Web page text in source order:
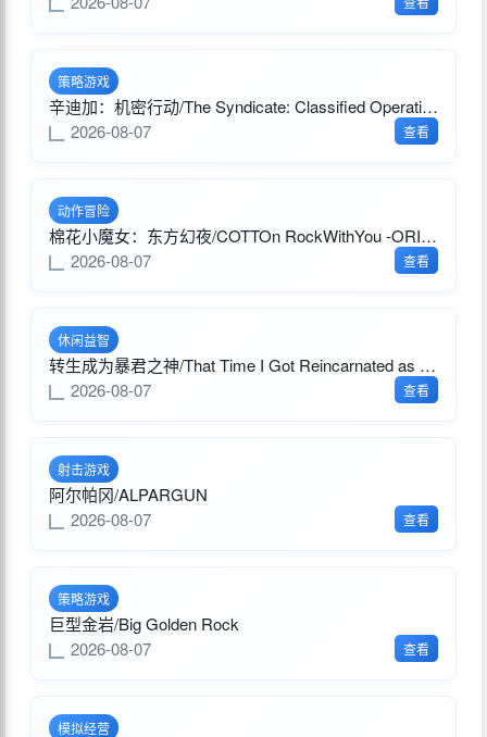
策略游戏
辛迪加：机密行动/The Syndicate: Classified Operations
2026-08-07
查看
动作冒险
棉花小魔女：东方幻夜/COTTOn RockWithYou -ORIENTAL NIGHT DREAMS-
2026-08-07
查看
休闲益智
转生成为暴君之神/That Time I Got Reincarnated as a Tyrant God
2026-08-07
查看
射击游戏
阿尔帕冈/ALPARGUN
2026-08-07
查看
策略游戏
巨型金岩/Big Golden Rock
2026-08-07
查看
模拟经营